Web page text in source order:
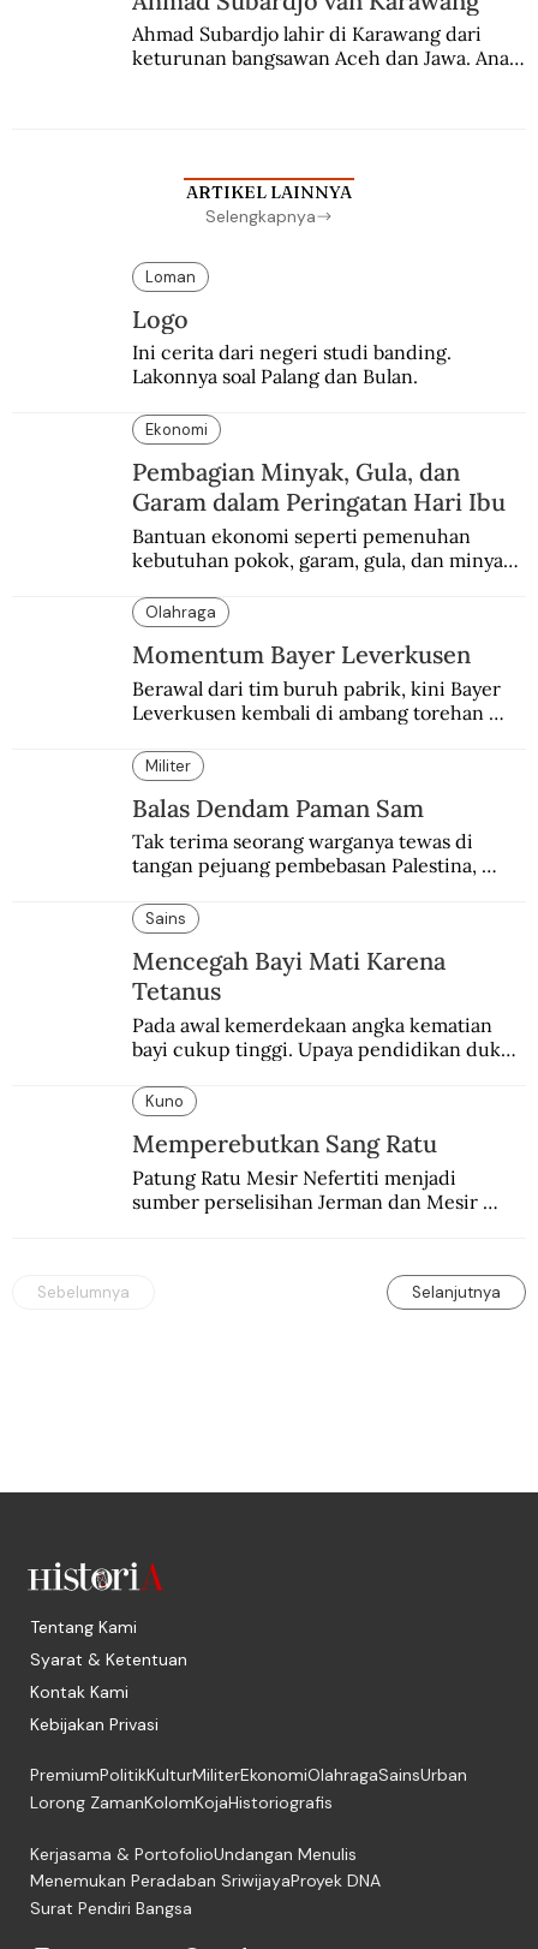
Ahmad Subardjo lahir di Karawang dari
keturunan bangsawan Aceh dan Jawa. Anak
ARTIKEL LAINNYA
Selengkapnya
Loman
Logo
Ini cerita dari negeri studi banding.
Lakonnya soal Palang dan Bulan.
Ekonomi
Pembagian Minyak, Gula, dan
Garam dalam Peringatan Hari Ibu
Bantuan ekonomi seperti pemenuhan
kebutuhan pokok, garam, gula, dan minyak
peringatan Hari Ibu.
Olahraga
Momentum Bayer Leverkusen
Berawal dari tim buruh pabrik, kini Bayer
Leverkusen kembali di ambang torehan
“Neverkusen”.
Militer
Balas Dendam Paman Sam
Tak terima seorang warganya tewas di
tangan pejuang pembebasan Palestina,
pembalasan.
Sains
Mencegah Bayi Mati Karena
Tetanus
Pada awal kemerdekaan angka kematian
bayi cukup tinggi. Upaya pendidikan dukun
Kuno
Memperebutkan Sang Ratu
Patung Ratu Mesir Nefertiti menjadi
sumber perselisihan Jerman dan Mesir
Sebelumnya Selanjutnya
Tentang Kami
Syarat & Ketentuan
Kontak Kami
Kebijakan Privasi
PremiumPolitikKulturMiliterEkonomiOlahragaSainsUrban
Lorong ZamanKolomKojaHistoriografis
Kerjasama & PortofolioUndangan Menulis
Menemukan Peradaban SriwijayaProyek DNA
Surat Pendiri Bangsa